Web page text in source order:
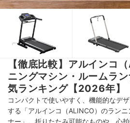
【徹底比較】アルインコ
ニングマシン・ルームラ
気ランキング【2026年】
コンパクトで使いやすく、機能的なデ
する「アルインコ（ALINCO）のラン